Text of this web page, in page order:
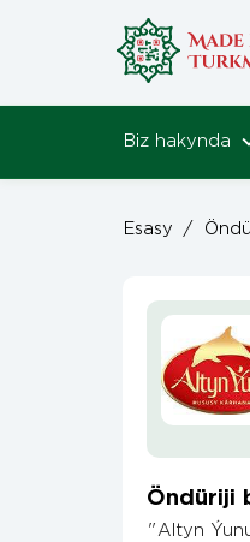
Biz hakynda
Esasy /
Öndüriji
"Altyn